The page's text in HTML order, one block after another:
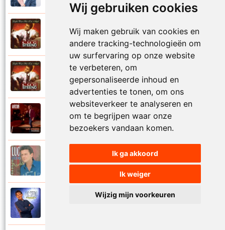
Wij gebruiken cookies
Wij maken gebruik van cookies en
andere tracking-technologieën om
uw surfervaring op onze website
te verbeteren, om
gepersonaliseerde inhoud en
advertenties te tonen, om ons
websiteverkeer te analyseren en
om te begrijpen waar onze
bezoekers vandaan komen.
Ik ga akkoord
Ik weiger
Wijzig mijn voorkeuren
Luc Steeno
Liefde op het eerste zicht
Luc Steeno
Liefde wint het toch altijd
Luc Steeno
Maandag